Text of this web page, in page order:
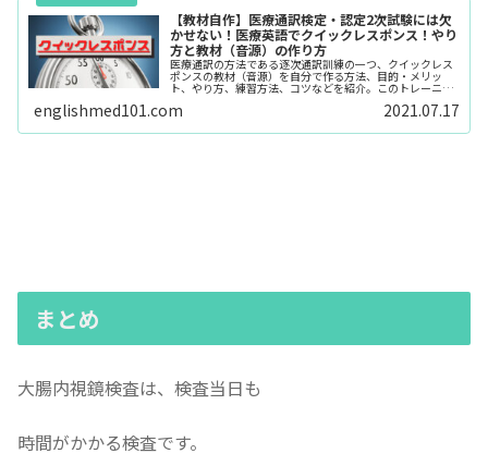
【教材自作】医療通訳検定・認定2次試験には欠
かせない！医療英語でクイックレスポンス！やり
方と教材（音源）の作り方
医療通訳の方法である逐次通訳訓練の一つ、クイックレス
ポンスの教材（音源）を自分で作る方法、目的・メリッ
ト、やり方、練習方法、コツなどを紹介。このトレーニン
グをおすすめする１番の理由は、定型文を暗記して瞬発力
が上がるから！複数の表現の中から一問一答を決めて音源
englishmed101.com 2021.07.17
まとめ
大腸内視鏡検査は、検査当日も
時間がかかる検査です。